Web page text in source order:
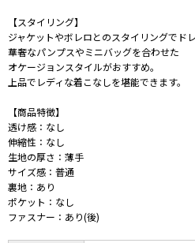
【スタイリング】
ジャケットやボレロとのスタイリングでドレ
華奢なパンプスやミニバッグを合わせた
オケージョンスタイルがおすすめ。
上品でレディな着こなしを堪能できます。
【商品特徴】
透け感：なし
伸縮性：なし
生地の厚さ：薄手
サイズ感：普通
裏地：あり
ポケット：なし
ファスナー：あり(後)